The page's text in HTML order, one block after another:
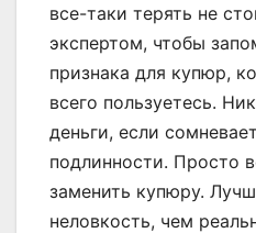
все-таки терять не
экспертом, чтобы
признака для купюр,
всего пользуетесь.
деньги, если
подлинности. Просто
заменить купюру.
неловкость, чем